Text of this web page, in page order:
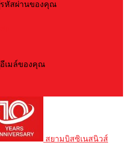
รหัสผ่านของคุณ
อีเมล์ของคุณ
สยามบิสซิเนสนิวส์